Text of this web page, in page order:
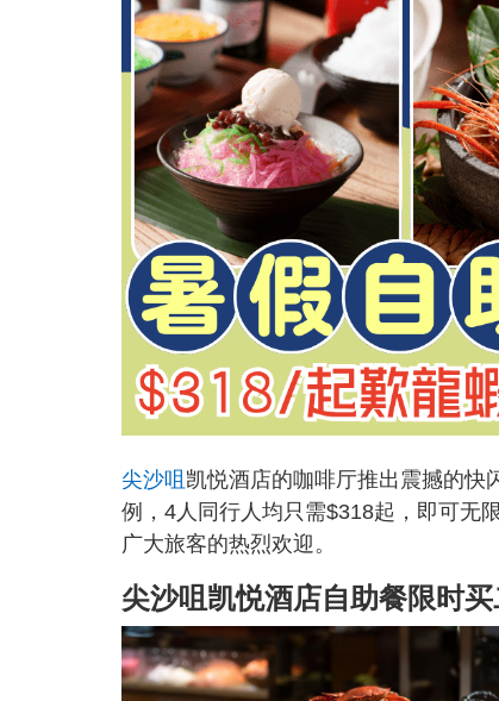
尖沙咀 凯悦酒店的咖啡厅推出震撼的快
例，4人同行人均只需$318起，即可无
广大旅客的热烈欢迎。
尖沙咀凯悦酒店自助餐限时